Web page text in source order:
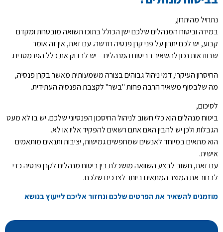
נתחיל מהיתרון,
במידה וביטוח המנהלים שלכם ישן הכולל בתוכו תשואה מובטחת ומקדם
קבוע, יש לכם יתרון על פני קרן פנסיה חדשה. עם זאת, אין זה אומר
שבוודאות נכון להשאיר בביטוח המנהלים – יש לבדוק את כלל הפרמטרים.
החיסרון העיקרי, דמי ניהול גבוהים בצורה משמעותית מאשר בקרן פנסיה,
מה שלבסוף משאיר הרבה פחות "בשר" לקצבת הפנסיה העתידית.
לסיכום,
ביטוח מנהלים הוא כלי חשוב לניהול החיסכון הפנסיוני שלכם. יש בו לא מעט
הגבלות ולכן יש להבין האם אתם רשאים להפקיד אליו או לא.
הוא מתאים במיוחד לאנשים שמחפשים גמישות, יציבות ותנאים מותאמים
אישית.
עם זאת, חשוב לבצע השוואה מושכלת בין ביטוח מנהלים לקרן פנסיה כדי
לבחור את המוצר המתאים ביותר לצרכים שלכם.
מוזמנים להשאיר את הפרטים שלכם ונחזור אליכם לייעוץ בנושא